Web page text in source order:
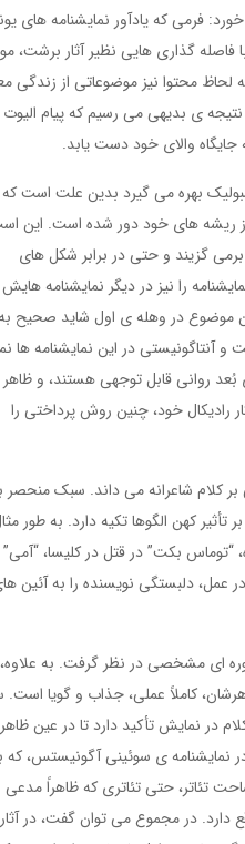
فرمی که یادآور نمایشنامه های
گذاری هایی نظیر آثار برشت،
محتوا نیز موضوعاتی از زندگی
نتیجه ی بدیهی می رسیم که پیام
والای خود دست یابد.
بهره می گیرد بدین علت است که
ریشه های خود دور شده است. این
گزیند و حتی در برابر شکل های
را نیز در دیگر نمایشنامه
موضوع در وهله ی اول شاید صحیح
و آنتاگونیستی در این نمایشنامه ها
روانی قابل توجهی هستند، و
رادیکال خود، چنین روش پرداختی را
بر کلام شاعرانه می داند. سبک منحصر
کهن الگوها تکیه دارد. به طور
“توماس بکت” در قتل در کلیسا، “آمی”
عمل، دلبستگی نویسنده را به آئین
ای مشخصی در نظر گرفت. به
کاملاً عملی، جذاب و گویا
در نمایش تأکید دارد تا در عین
نمایشنامه ی سوئینی آگونیستس، که
تئاتر، حتی تئاتری که ظاهراً
دارد. در مجموع می توان گفت، در آثار